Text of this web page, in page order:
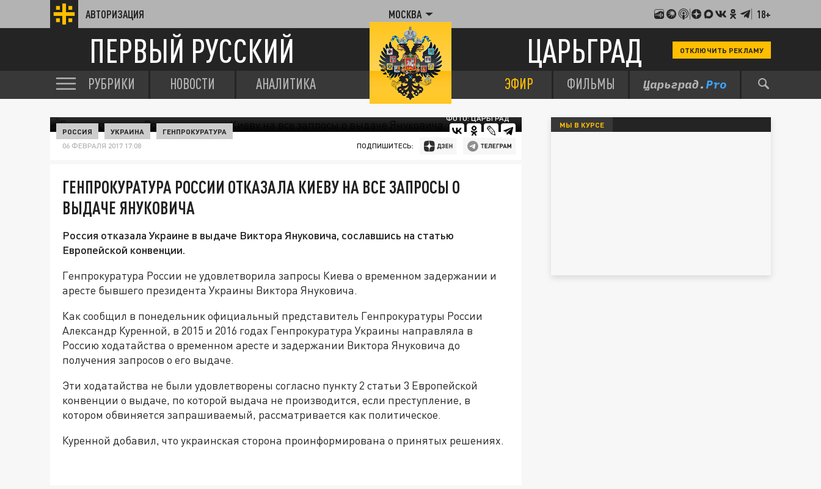
АВТОРИЗАЦИЯ МОСКВА 18+
ПЕРВЫЙ РУССКИЙ ЦАРЬГРАД ОТКЛЮЧИТЬ РЕКЛАМУ
РУБРИКИ НОВОСТИ АНАЛИТИКА ЭФИР ФИЛЬМЫ
ФОТО: ЦАРЬГРАД
РОССИЯ УКРАИНА ГЕНПРОКУРАТУРА
06 ФЕВРАЛЯ 2017 17:08 ПОДПИШИТЕСЬ:
ГЕНПРОКУРАТУРА РОССИИ ОТКАЗАЛА КИЕВУ НА ВСЕ ЗАПРОСЫ О
ВЫДАЧЕ ЯНУКОВИЧА
Россия отказала Украине в выдаче Виктора Януковича, сославшись на статью
Европейской конвенции.
Генпрокуратура России не удовлетворила запросы Киева о временном задержании и
аресте бывшего президента Украины Виктора Януковича.
Как сообщил в понедельник официальный представитель Генпрокуратуры России
Александр Куренной, в 2015 и 2016 годах Генпрокуратура Украины направляла в
Россию ходатайства о временном аресте и задержании Виктора Януковича до
получения запросов о его выдаче.
Эти ходатайства не были удовлетворены согласно пункту 2 статьи 3 Европейской
конвенции о выдаче, по которой выдача не производится, если преступление, в
котором обвиняется запрашиваемый, рассматривается как политическое.
Куренной добавил, что украинская сторона проинформирована о принятых решениях.
МЫ В КУРСЕ